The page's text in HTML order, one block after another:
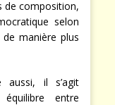
de composition,
selon
manière plus
aussi, il s’agit
entre